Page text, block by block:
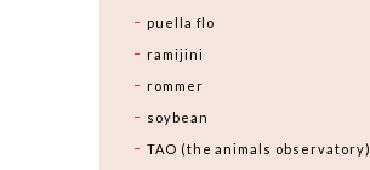
puella flo
ramijini
rommer
soybean
TAO (the animals observatory)